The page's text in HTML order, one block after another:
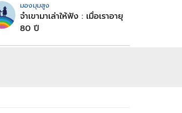
มองมุมสูง
จำเขามาเล่าให้ฟัง : เมื่อเราอายุ
80 ปี